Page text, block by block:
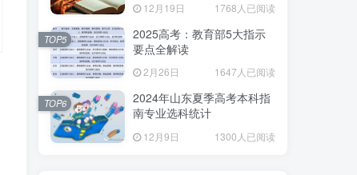
12月19日 1768人已阅读
2025高考：教育部5大指示
要点全解读
2月26日 1647人已阅读
TOP5
2024年山东夏季高考本科指
南专业选科统计
12月9日 1300人已阅读
TOP6